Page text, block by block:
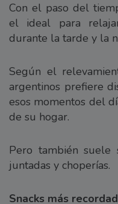
Con el paso del
el ideal para
durante la tarde y la
Según el
argentinos prefiere
esos momentos del
de su hogar.
Pero también suele
juntadas y choperías.
Snacks más